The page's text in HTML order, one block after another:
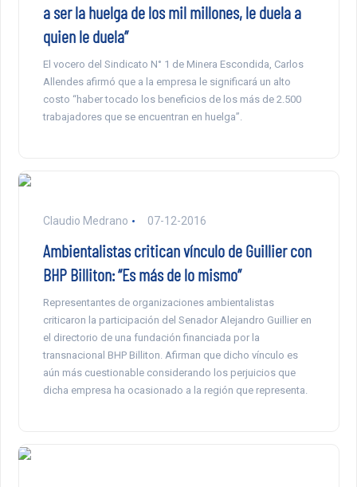
a ser la huelga de los mil millones, le duela a
quien le duela”
El vocero del Sindicato N° 1 de Minera Escondida, Carlos
Allendes afirmó que a la empresa le significará un alto
costo “haber tocado los beneficios de los más de 2.500
trabajadores que se encuentran en huelga”.
Claudio Medrano 07-12-2016
Ambientalistas critican vínculo de Guillier con
BHP Billiton: “Es más de lo mismo”
Representantes de organizaciones ambientalistas
criticaron la participación del Senador Alejandro Guillier en
el directorio de una fundación financiada por la
transnacional BHP Billiton. Afirman que dicho vínculo es
aún más cuestionable considerando los perjuicios que
dicha empresa ha ocasionado a la región que representa.